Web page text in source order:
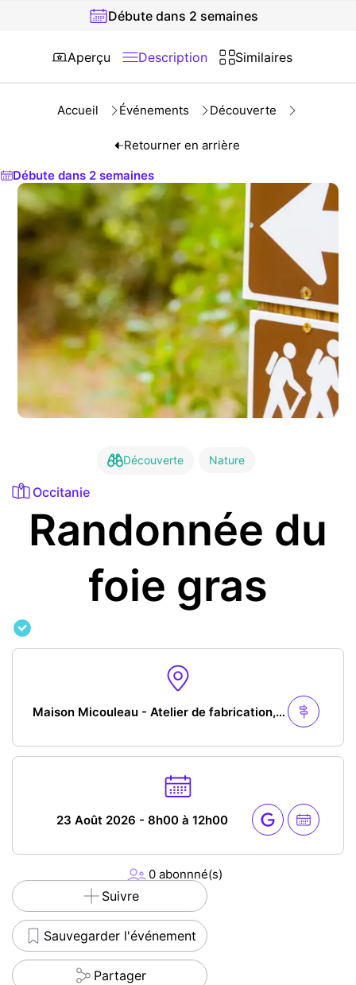
Aperçu Description Similaires
Débute dans 2 semaines
Accueil Événements Découverte
Retourner en arrière
Débute dans 2 semaines
Découverte Nature
Occitanie
Randonnée du
foie gras
Maison Micouleau - Atelier de fabrication, Avenue de Gascogne, 82500 Beaumont-de-Lomagne
23 Août 2026 - 8h00 à 12h00
0 abonnné(s)
Suivre
Sauvegarder l'événement
Partager